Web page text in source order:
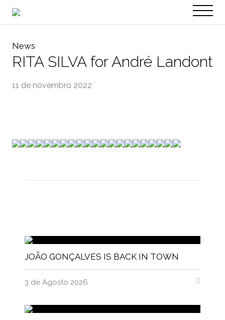
EN
News
RITA SILVA for André Landont
11 de novembro 2022
JOÃO GONÇALVES IS BACK IN TOWN
3 de Agosto 2026